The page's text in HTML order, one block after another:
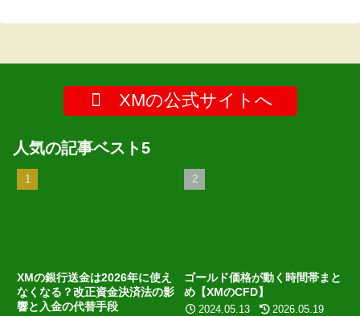
XMの公式サイトへ
人気の記事ベスト5
XMの銀行送金は2026年に使え
なくなる？改正資金決済法の影
響と入金の代替手段
ゴールド価格が動く時間帯まと
め【XMのCFD】
2024.05.13 2026.05.19